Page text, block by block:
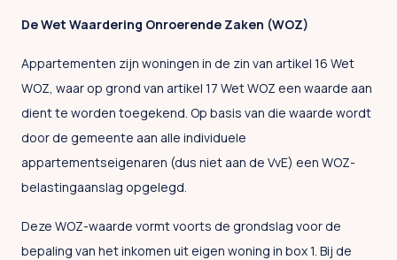
De Wet Waardering Onroerende Zaken (WOZ)
Appartementen zijn woningen in de zin van artikel 16 Wet
WOZ, waar op grond van artikel 17 Wet WOZ een waarde aan
dient te worden toegekend. Op basis van die waarde wordt
door de gemeente aan alle individuele
appartementseigenaren (dus niet aan de VvE) een WOZ-
belastingaanslag opgelegd.
Deze WOZ-waarde vormt voorts de grondslag voor de
bepaling van het inkomen uit eigen woning in box 1. Bij de